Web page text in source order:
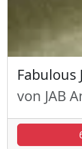
Fabulous
von JAB